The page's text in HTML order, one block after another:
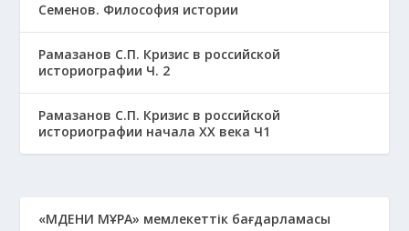
Семенов. Философия истории
Рамазанов С.П. Кризис в российской
историографии Ч. 2
Рамазанов С.П. Кризис в российской
историографии начала ХХ века Ч1
«МӘДЕНИ МҰРА» мемлекеттік бағдарламасы